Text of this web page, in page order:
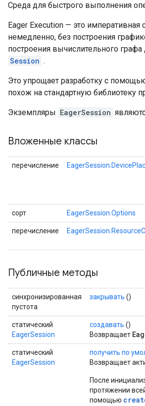
Среда для быстрого выполнения
Eager Execution — это
немедленно, без построения
построения вычислительного
Session .
Это упрощает разработку с
похож на стандартную библиотеку
Экземпляры EagerSession
Вложенные классы
перечисление
сорт EagerSession.Options
перечисление
Публичные методы
синхронизированная
пустота
закрывать ()
статический
EagerSession
создавать ()
Возвращает
статический
EagerSession
получить по
Возвращает
После
протяжении
помощью